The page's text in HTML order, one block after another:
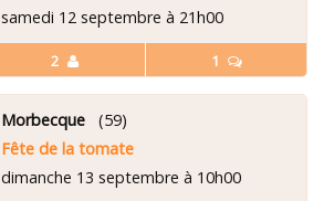
2 1
samedi 12 septembre à 21h00
Morbecque(59)
Fête de la tomate
dimanche 13 septembre à 10h00